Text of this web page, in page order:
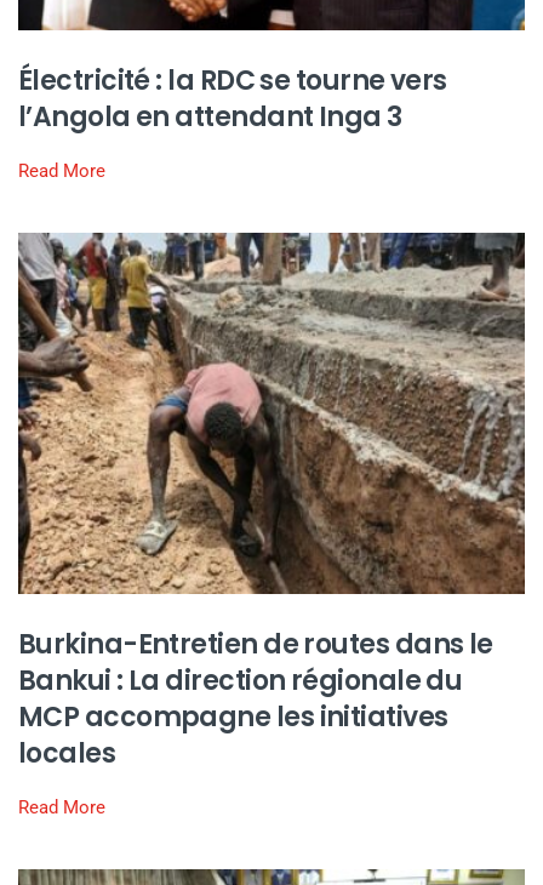
Électricité : la RDC se tourne vers
l’Angola en attendant Inga 3
Read More
Burkina-Entretien de routes dans le
Bankui : La direction régionale du
MCP accompagne les initiatives
locales
Read More